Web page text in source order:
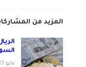
المزيد من
مايو 27, 2026